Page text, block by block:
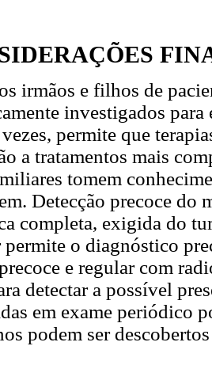
irmãos e filhos de
investigados
permite que
a tratamentos mais
tomem
Detecção precoce do
completa, exigida do
permite o diagnóstico
e regular com
detectar a possível
em exame periódico
podem ser